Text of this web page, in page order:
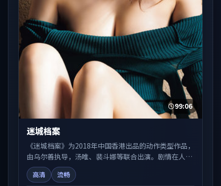
99:06
迷城档案
《迷城档案》为2018年中国香港出品的动作类型作品，
由乌尔善执导，汤唯、裴斗娜等联合出演。剧情在人物
弧光与节奏推进中展开，兼具叙事张力与视听质感。适
合关注国产在线观看、热播国产剧与院线佳片的观众收
高清 流畅